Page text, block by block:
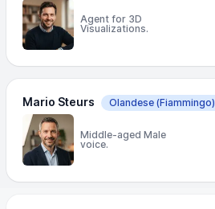
Agent for 3D
Visualizations.
Mario Steurs Olandese (Fiammingo)
Middle-aged Male
voice.